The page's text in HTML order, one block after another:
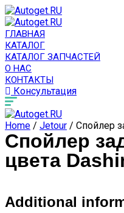
ГЛАВНАЯ
КАТАЛОГ
КАТАЛОГ ЗАПЧАСТЕЙ
О НАС
КОНТАКТЫ
Консультация
Home / Jetour / Спойлер
Спойлер
цвета
Additional